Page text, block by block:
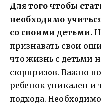
Для того чтобы
необходимо
со своими детьми.
признавать свои
что жизнь с детьми
сюрпризов. Важно
ребенок уникален и
подхода.